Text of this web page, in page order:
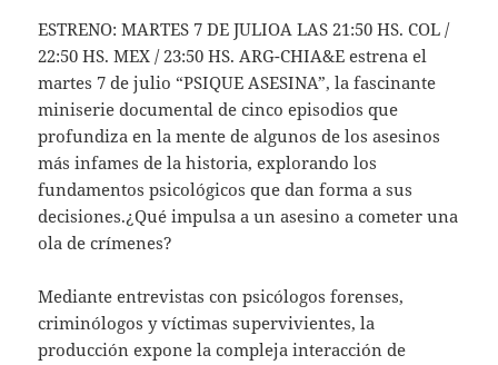
ESTRENO: MARTES 7 DE JULIOA LAS 21:50 HS. COL /
22:50 HS. MEX / 23:50 HS. ARG-CHIA&E estrena el
martes 7 de julio “PSIQUE ASESINA”, la fascinante
miniserie documental de cinco episodios que
profundiza en la mente de algunos de los asesinos
más infames de la historia, explorando los
fundamentos psicológicos que dan forma a sus
decisiones.¿Qué impulsa a un asesino a cometer una
ola de crímenes?
Mediante entrevistas con psicólogos forenses,
criminólogos y víctimas supervivientes, la
producción expone la compleja interacción de